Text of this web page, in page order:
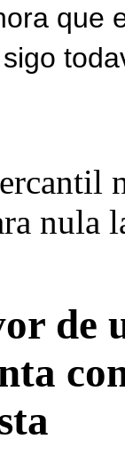
que
nula